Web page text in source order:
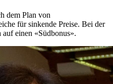
dem Plan von
für sinkende Preise. Bei der
einen «Südbonus».